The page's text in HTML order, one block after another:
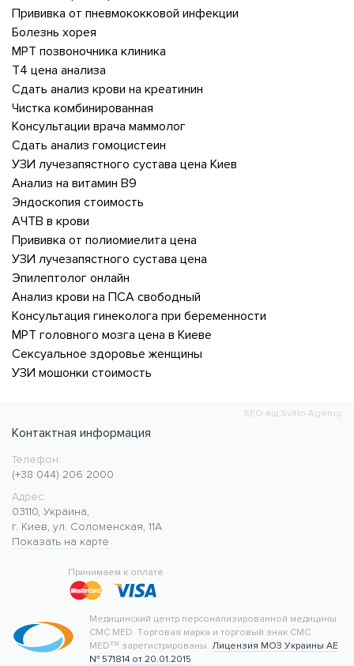
Прививка от пневмококковой инфекции
Болезнь хорея
МРТ позвоночника клиника
Т4 цена анализа
Сдать анализ крови на креатинин
Чистка комбинированная
Консультации врача маммолог
Сдать анализ гомоцистеин
УЗИ лучезапястного сустава цена Киев
Анализ на витамин В9
Эндоскопия стоимость
АЧТВ в крови
Прививка от полиомиелита цена
УЗИ лучезапястного сустава цена
Эпилептолог онлайн
Анализ крови на ПСА свободный
Консультация гинеколога при беременности
МРТ головного мозга цена в Киеве
Сексуальное здоровье женщины
УЗИ мошонки стоимость
SEO від Svitlo Agency
Контактная информация
Медицинский центр CMC MED
https://cmcmed.clinic
Телефон:
(+38 044) 206 2000
Адрес:
03110, Украина,
г. Киев, ул. Соломенская, 11А
Показать на карте
30.476634
Принимаем к оплате
Медицинский центр персонализированной медицины
CMC MED. Торговая марка и торговый знак CMC
MED™ зарегистрированы. Лицензия МОЗ Украины АЕ
№ 571814 от 20.01.2015